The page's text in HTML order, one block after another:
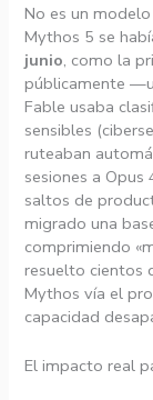
No es un
Mythos 5 se
junio, como la
públicamente
Fable usaba
sensibles
ruteaban
sesiones a
saltos de
migrado una
comprimiendo
resuelto cientos
Mythos vía el
capacidad
El impacto real